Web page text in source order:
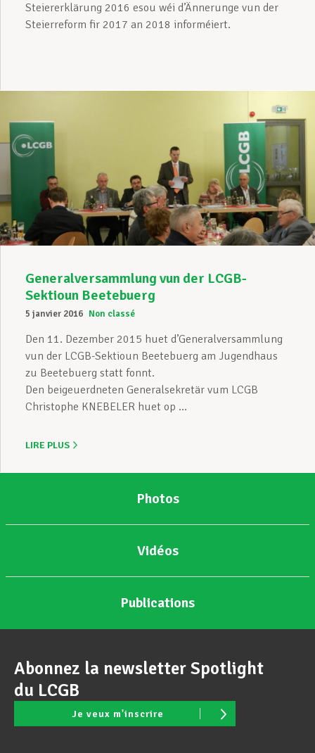
Actualités
Steiererklärung 2016 esou wéi d’Ännerunge vun der
Steierreform fir 2017 an 2018 informéiert.
Generalversammlung vun der LCGB-
Sektioun Beetebuerg
5 janvier 2016 Non classé
Den 11. Dezember 2015 huet d’Generalversammlung
vun der LCGB-Sektioun Beetebuerg am Jugendhaus
zu Beetebuerg statt fonnt.
Den beigeuerdneten Generalsekretär vum LCGB
Christophe KNEBELER huet op ...
LIRE PLUS
Photos
Vidéos
Publications
Abonnez la newsletter Spotlight
du LCGB
Je veux m'inscrire